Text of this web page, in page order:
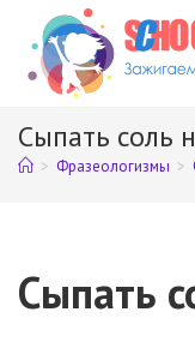
Перейти
содержимому
Сыпать соль
> Фразеологизмы >
Сыпать